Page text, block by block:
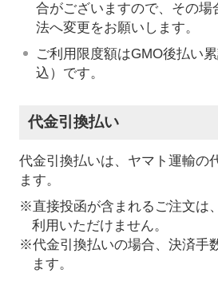
合がございますので、その場
法へ変更をお願いします。
ご利用限度額はGMO後払い
込）です。
代金引換払い
代金引換払いは、ヤマト運輸の
ます。
※直接投函が含まれるご注文は
利用いただけません。
※代金引換払いの場合、決済手
ます。